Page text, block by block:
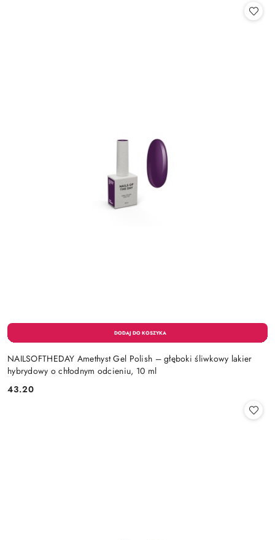
NAILSOFTHEDAY Amethyst Gel Polish – głęboki śliwkowy lakier
hybrydowy o chłodnym odcieniu, 10 ml
Cena:
43.20